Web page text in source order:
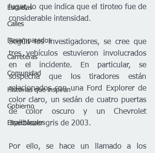
Escuelas
Calles
Desamparados
Carreteras
Comunidad
Historias que inspiran
Gobierno
Espectáculos
lugar, lo que indica que el tiroteo fue de
considerable intensidad.
Según los investigadores, se cree que
tres vehículos estuvieron involucrados
en el incidente. En particular, se
sospecha que los tiradores están
relacionados con una Ford Explorer de
color claro, un sedán de cuatro puertas
de color oscuro y un Chevrolet
Trailblazer gris de 2003.
Por ello, se hace un llamado a los